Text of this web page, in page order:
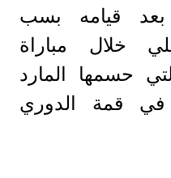
بعد قيامه بسب
خلال مباراة
حسمها المارد
بنتيجة 1-0، في قمة الدوري